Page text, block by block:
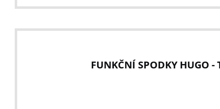
FUNKČNÍ SPODKY HUGO -